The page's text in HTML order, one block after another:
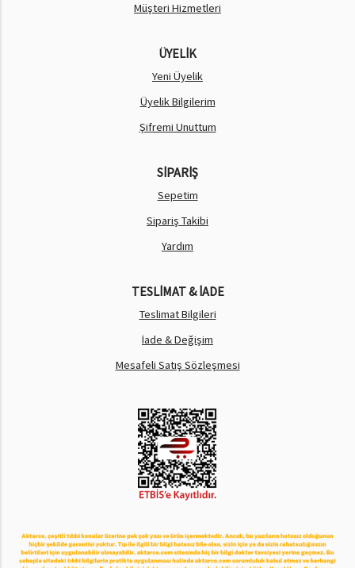
Müşteri Hizmetleri
ÜYELİK
Yeni Üyelik
Üyelik Bilgilerim
Şifremi Unuttum
SİPARİŞ
Sepetim
Sipariş Takibi
Yardım
TESLİMAT & İADE
Teslimat Bilgileri
İade & Değişim
Mesafeli Satış Sözleşmesi